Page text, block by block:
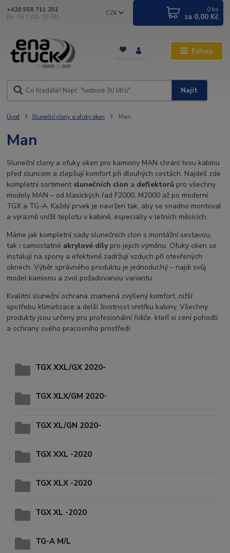
Eshop
CZK
Najít
+420 558 711 251
Po- Pá 7:00- 15:00
0 ks
za 0,00 Kč
Úvod Sluneční clony a ofuky oken Man
Man
Sluneční clony a ofuky oken pro kamiony MAN chrání tvou kabinu
před sluncem a zlepšují komfort při dlouhých cestách. Najdeš zde
kompletní sortiment slunečních clon a deflektorů pro všechny
modely MAN – od klasických řad F2000, M2000 až po moderní
TGX a TG-A. Každý prvek je navržen tak, aby se snadno montoval
a výrazně snížil teplotu v kabině, especially v letních měsících.
Máme jak kompletní sady slunečních clon s montážní sestavou,
tak i samostatné akrylové dílypro jejich výměnu. Ofuky oken se
instalují na spony a efektivně zadržují vzduch při otevřených
oknech. Výběr správného produktu je jednoduchý – najdi svůj
model kamionu a zvol požadovanou variantu.
Kvalitní sluneční ochrana znamená zvýšený komfort, nižší
spotřebu klimatizace a delší životnost vnitřku kabiny. Všechny
produkty jsou určeny pro profesionální řidiče, kteří si cení pohodlí
a ochrany svého pracovního prostředí.
TGX XXL/GX 2020-
TGX XLX/GM 2020-
TGX XL/GN 2020-
TGX XXL -2020
TGX XLX -2020
TGX XL -2020
TG-A M/L